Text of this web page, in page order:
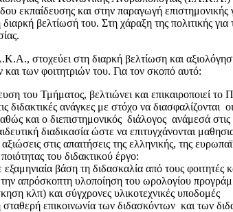
εκπαίδευσης και στην παραγωγή επιστημονικής
διαρκή βελτίωσή του. Στη χάραξη της πολιτικής
στοχεύει στη διαρκή βελτίωση και
και των φοιτητριών του. Για τον σκοπό αυτό:
του Τμήματος, βελτιώνει και επικαιροποιεί
διδακτικές ανάγκες με στόχο να
και ο διεπιστημονικός διάλογος ανάμεσά στις
διαδικασία ώστε να επιτυγχάνονται
στις απαιτήσεις της ελληνικής, της
του διδακτικού έργο:
εξαμηνιαία βάση τη διδασκαλία από τους φοιτητές
την απρόσκοπτη υλοποίηση του ωρολογίου
κλπ) και σύγχρονες υλικοτεχνικές υποδομές
σταθερή επικοινωνία των διδασκόντων και των